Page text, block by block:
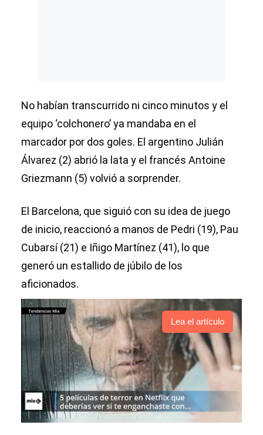
No habían transcurrido ni cinco minutos y el
equipo ‘colchonero’ ya mandaba en el
marcador por dos goles. El argentino Julián
Álvarez (2) abrió la lata y el francés Antoine
Griezmann (5) volvió a sorprender.
El Barcelona, que siguió con su idea de juego
de inicio, reaccionó a manos de Pedri (19), Pau
Cubarsí (21) e Iñigo Martínez (41), lo que
generó un estallido de júbilo de los
aficionados.
Lea el artículo